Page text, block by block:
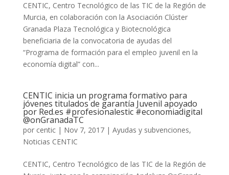
CENTIC, Centro Tecnológico de las TIC de la Región de
Murcia, en colaboración con la Asociación Clúster
Granada Plaza Tecnológica y Biotecnológica
beneficiaria de la convocatoria de ayudas del
“Programa de formación para el empleo juvenil en la
economía digital” con...
CENTIC inicia un programa formativo para
jóvenes titulados de garantía Juvenil apoyado
por Red.es #profesionalestic #economiadigital
@onGranadaTC
por centic| Nov 7, 2017| Ayudas y subvenciones,
Noticias CENTIC
CENTIC, Centro Tecnológico de las TIC de la Región de